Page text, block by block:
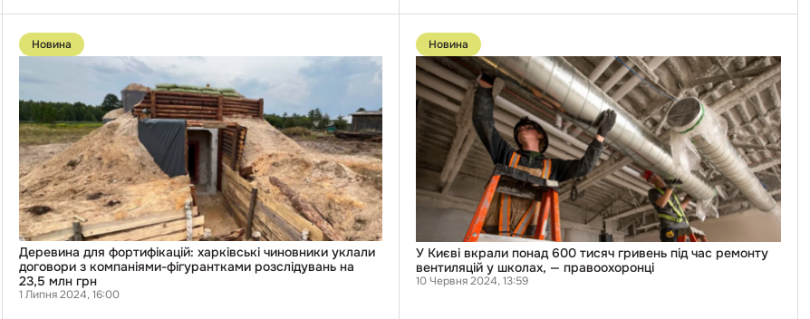
медичні
матеріали
Перейти
публікації
для
харківські
чиновники
уклали
договори
компаніями-
фігурантками
розслідувань
23,5
млн
грн
Новина
Деревина для фортифікацій: харківські чиновники уклали
договори з компаніями-фігурантками розслідувань на
23,5 млн грн
1 Липня 2024, 16:00
Перейти
публікації
Києві
вкрали
понад
600
тисяч
гривень
ремонту
вентиляцій
школах,
правоохоронці
Новина
У Києві вкрали понад 600 тисяч гривень під час ремонту
вентиляцій у школах, — правоохоронці
10 Червня 2024, 13:59